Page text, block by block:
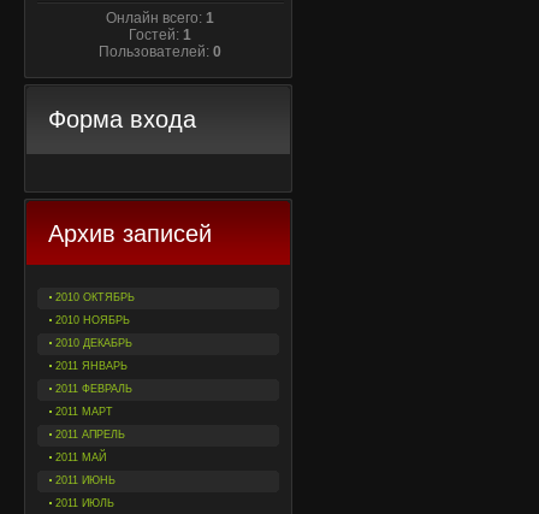
Онлайн всего:1
Гостей:1
Пользователей:0
Форма входа
Архив записей
2010 ОКТЯБРЬ
2010 НОЯБРЬ
2010 ДЕКАБРЬ
2011 ЯНВАРЬ
2011 ФЕВРАЛЬ
2011 МАРТ
2011 АПРЕЛЬ
2011 МАЙ
2011 ИЮНЬ
2011 ИЮЛЬ